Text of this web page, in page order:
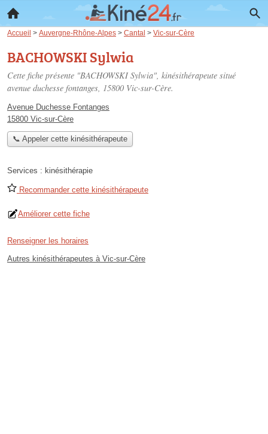
Accueil > Auvergne-Rhône-Alpes > Cantal > Vic-sur-Cère
BACHOWSKI Sylwia
Cette fiche présente "BACHOWSKI Sylwia", kinésithérapeute situé
avenue duchesse fontanges, 15800 Vic-sur-Cère.
Avenue Duchesse Fontanges
15800 Vic-sur-Cère
📞 Appeler cette kinésithérapeute
Services : kinésithérapie
Recommander cette kinésithérapeute
Améliorer cette fiche
Renseigner les horaires
Autres kinésithérapeutes à Vic-sur-Cère